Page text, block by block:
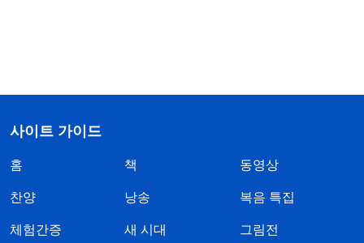
사이트 가이드
홈 책 동영상
찬양 낭송 복음 특집
체험간증 새 시대 그림전